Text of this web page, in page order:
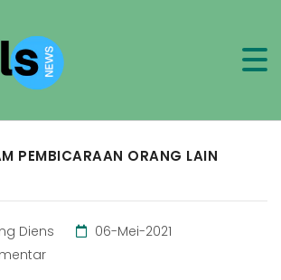
PEMBICARAAN ORANG LAIN
Diens
06-Mei-2021